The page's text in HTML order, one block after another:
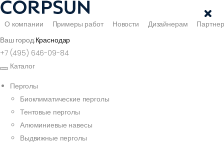
О компании Примеры работ Новости Дизайнерам
Ваш город:Краснодар
+7 (495) 646-09-84
Каталог
Перголы
Биоклиматические перголы
Тентовые перголы
Алюминиевые навесы
Выдвижные перголы